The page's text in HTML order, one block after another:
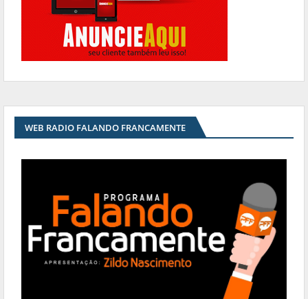
WEB RADIO FALANDO FRANCAMENTE